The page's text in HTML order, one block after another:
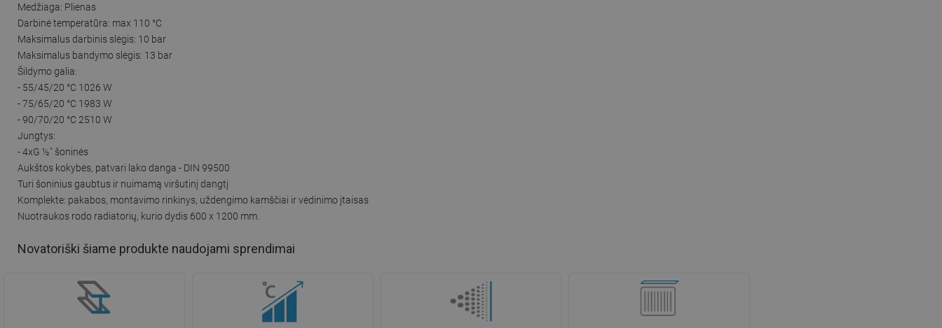
Medžiaga: Plienas
Darbinė temperatūra: max 110 °C
Maksimalus darbinis slėgis: 10 bar
Maksimalus bandymo slėgis: 13 bar
Šildymo galia:
- 55/45/20 °C 1026 W
- 75/65/20 °C 1983 W
- 90/70/20 °C 2510 W
Jungtys:
- 4xG ½″ šoninės
Aukštos kokybės, patvari lako danga - DIN 99500
Turi šoninius gaubtus ir nuimamą viršutinį dangtį
Komplekte: pakabos, montavimo rinkinys, uždengimo kamščiai ir vėdinimo įtaisas
Nuotraukos rodo radiatorių, kurio dydis 600 x 1200 mm.
Novatoriški šiame produkte naudojami sprendimai